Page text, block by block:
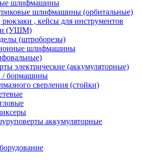
шлифмашины
шлифмашины (орбитальные)
, кейсы для инструментов
(УШМ)
(штроборезы)
шлифмашины
электрические (аккумуляторные)
/ бормашины
сверления (стойки)
аккумуляторные